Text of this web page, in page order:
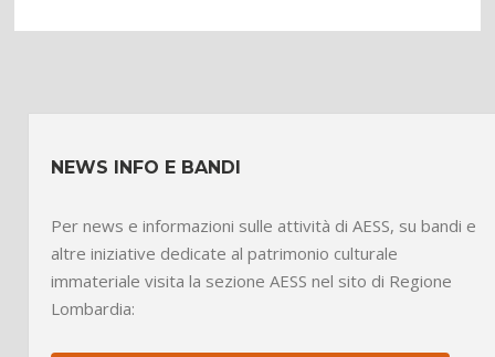
NEWS INFO E BANDI
Per news e informazioni sulle attività di AESS, su bandi e
altre iniziative dedicate al patrimonio culturale
immateriale visita la sezione AESS nel sito di Regione
Lombardia: